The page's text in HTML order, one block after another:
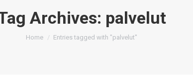
Archives: palvelut
You are here:
Home Entries tagged with "palvelut"